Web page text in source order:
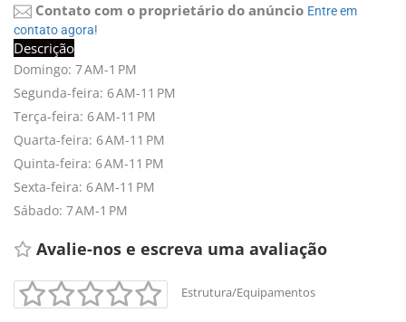
Contato com o proprietário do anúncio Entre em
contato agora!
Descrição
Domingo: 7 AM-1 PM
Segunda-feira: 6 AM-11 PM
Terça-feira: 6 AM-11 PM
Quarta-feira: 6 AM-11 PM
Quinta-feira: 6 AM-11 PM
Sexta-feira: 6 AM-11 PM
Sábado: 7 AM-1 PM
Avalie-nos e escreva uma avaliação
Estrutura/Equipamentos